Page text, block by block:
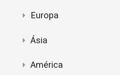
Europa
Ásia
América